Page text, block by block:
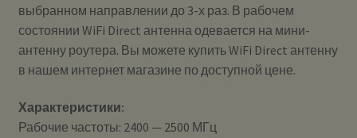
выбранном направлении до 3-х раз. В рабочем
состоянии WiFi Direct антенна одевается на мини-
антенну роутера. Вы можете купить WiFi Direct антенну
в нашем интернет магазине по доступной цене.
Характеристики:
Рабочие частоты: 2400 — 2500 МГц